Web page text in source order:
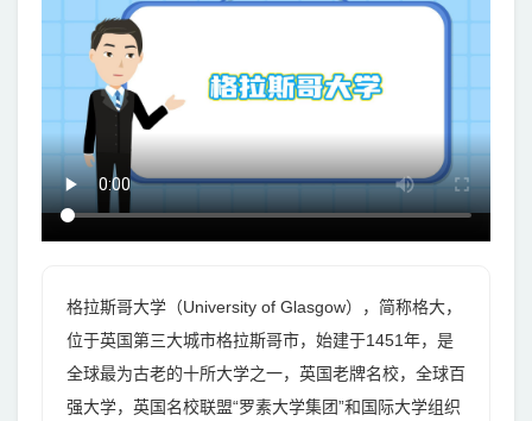
格拉斯哥大学（University of Glasgow），简称格大，
位于英国第三大城市格拉斯哥市，始建于1451年，是
全球最为古老的十所大学之一，英国老牌名校，全球百
强大学，英国名校联盟“罗素大学集团”和国际大学组织